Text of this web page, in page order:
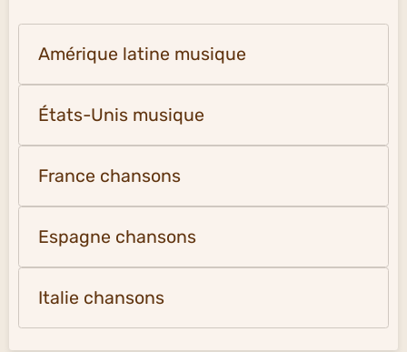
Amérique latine musique
États-Unis musique
France chansons
Espagne chansons
Italie chansons